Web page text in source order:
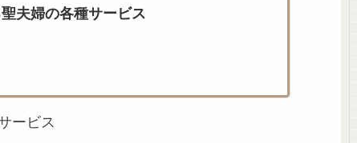
夫婦の各種サービス
ービス